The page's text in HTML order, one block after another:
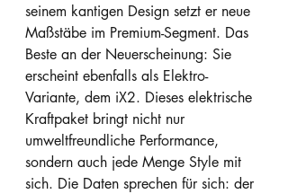
seinem kantigen Design setzt er neue
Maßstäbe im Premium-Segment. Das
Beste an der Neuerscheinung: Sie
erscheint ebenfalls als Elektro-
Variante, dem iX2. Dieses elektrische
Kraftpaket bringt nicht nur
umweltfreundliche Performance,
sondern auch jede Menge Style mit
sich. Die Daten sprechen für sich: der